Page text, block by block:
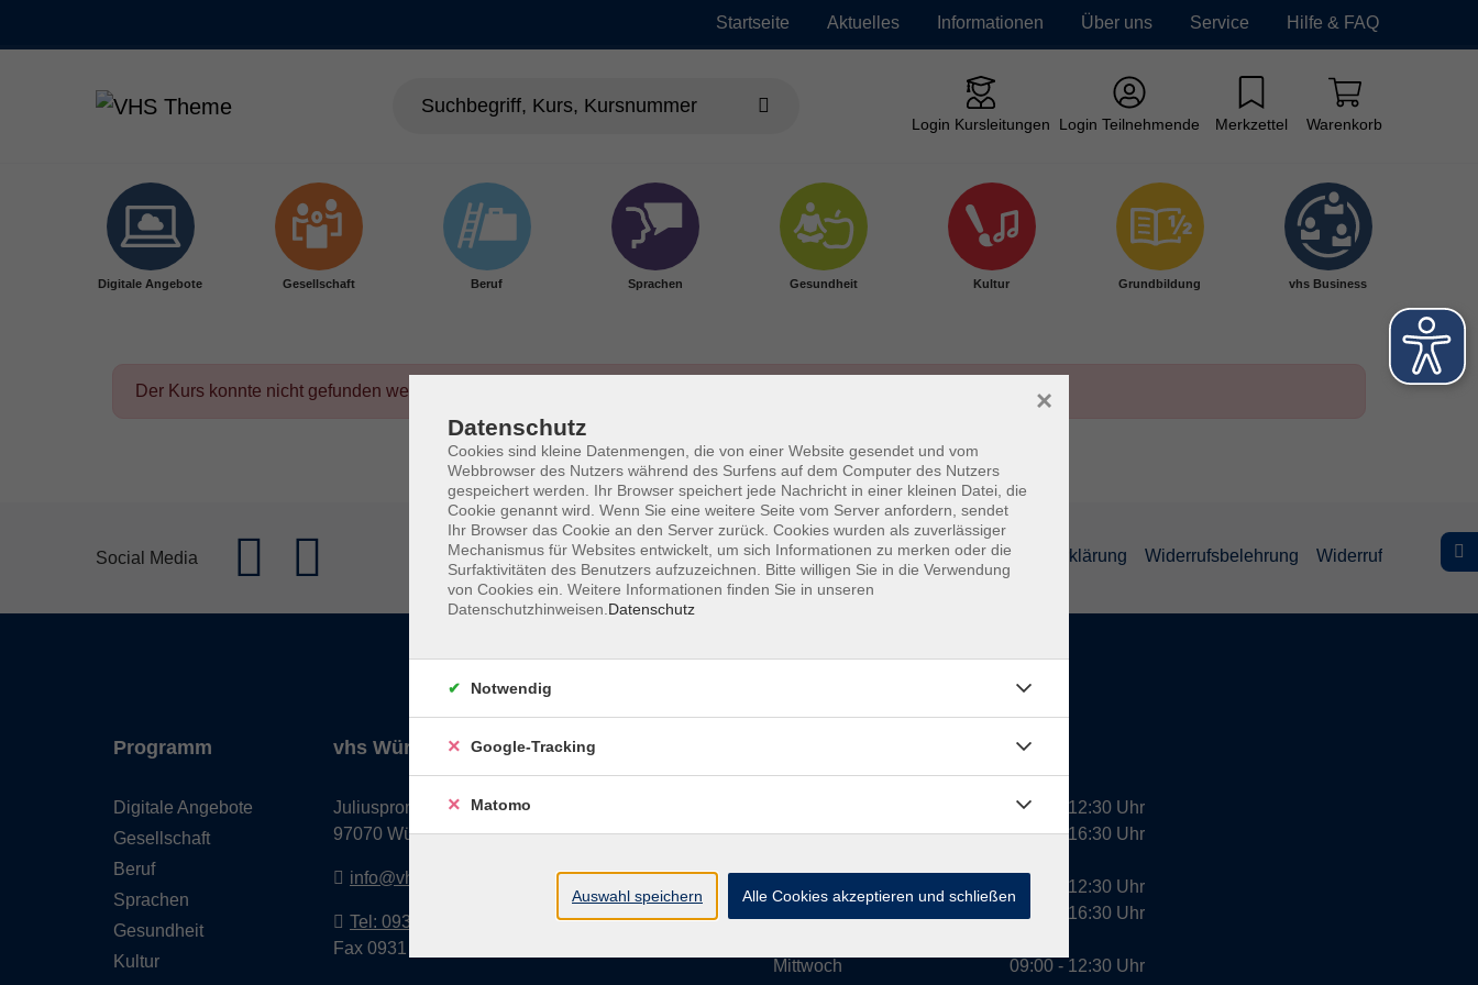
Startseite Aktuelles Informationen Über uns Service Hilfe & FAQ
Login Kursleitungen Login Teilnehmende Merkzettel Warenkorb
Digitale Angebote Gesellschaft Beruf Sprachen Gesundheit Kultur Grundbildung vhs Business
Der Kurs konnte nicht gefunden werden.
Social Media Impressum AGBs Datenschutzerklärung Barrierefreiheitserklärung Widerrufsbelehrung Widerruf
Programm
Digitale Angebote
Gesellschaft
Beruf
Sprachen
Gesundheit
Kultur
vhs Würzburg & Umgebung e. V.
Juliuspromenade 68
97070 Würzburg
info@vhs-wuerzburg.de
Tel: 0931 35593 0
Fax 0931 35593-20
Dienstag
Mittwoch
09:00 - 12:30 Uhr
13:00 - 16:30 Uhr
10:00 - 12:30 Uhr
13:00 - 16:30 Uhr
09:00 - 12:30 Uhr
Datenschutz
Cookies sind kleine Datenmengen, die von einer Website gesendet und vom
Webbrowser des Nutzers während des Surfens auf dem Computer des Nutzers
gespeichert werden. Ihr Browser speichert jede Nachricht in einer kleinen Datei, die
Cookie genannt wird. Wenn Sie eine weitere Seite vom Server anfordern, sendet
Ihr Browser das Cookie an den Server zurück. Cookies wurden als zuverlässiger
Mechanismus für Websites entwickelt, um sich Informationen zu merken oder die
Surfaktivitäten des Benutzers aufzuzeichnen. Bitte willigen Sie in die Verwendung
von Cookies ein. Weitere Informationen finden Sie in unseren
Datenschutzhinweisen. Datenschutz
×
Notwendig
Google-Tracking
Matomo
Auswahl speichern Alle Cookies akzeptieren und schließen